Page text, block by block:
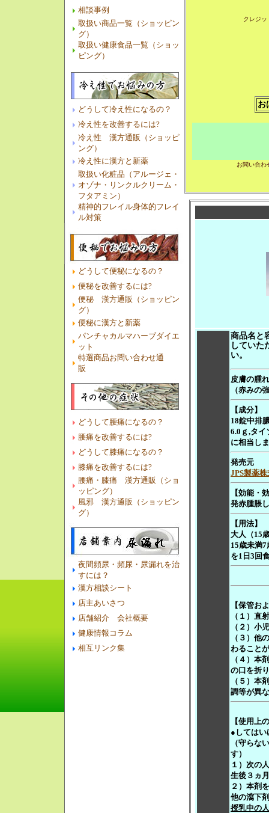
相談事例
取扱い商品一覧（ショッピン
グ）
取扱い健康食品一覧（ショッ
ピング）
どうして冷え性になるの？
冷え性を改善するには?
冷え性 漢方通販（ショッピ
ング）
冷え性に漢方と新薬
取扱い化粧品（アルージェ・
オゾナ・リンクルクリーム・
フタアミン）
精神的フレイル身体的フレイ
ル対策
どうして便秘になるの？
便秘を改善するには?
便秘 漢方通販（ショッピン
グ）
便秘に漢方と新薬
パンチャカルマハーブダイエ
ット
特選商品お問い合わせ通
販
どうして腰痛になるの？
腰痛を改善するには?
どうして膝痛になるの？
膝痛を改善するには?
腰痛・膝痛 漢方通販（ショ
ッピング）
風邪 漢方通販（ショッピン
グ）
夜間頻尿・頻尿・尿漏れを治
すには？
漢方相談シート
店主あいさつ
店舗紹介 会社概要
健康情報コラム
相互リンク集
クレジ
お
お問い合わ
商品名と
していた
い。
皮膚の腫
（赤みの
【成分】
18錠中排
6.0ｇ,タイ
に相当し
発売元
JPS製薬
【効能・
発赤腫脹
【用法】
大人（15
15歳未満
を1日3回
【保管お
（１）直
（２）小
（３）他
わること
（４）本
の口を折
（５）本
調等が異
【使用上
●してはい
（守らな
す）
１）次の
生後３ヵ
２）本剤
他の瀉下
授乳中の